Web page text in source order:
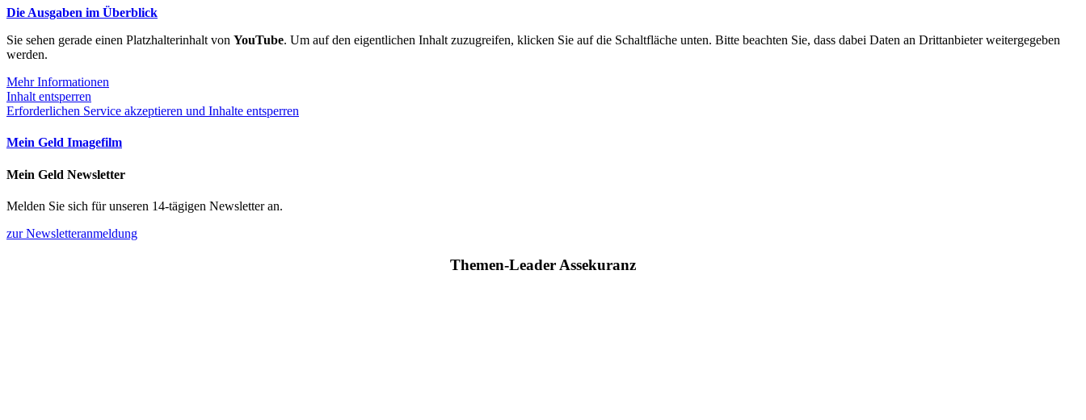
Die Ausgaben im Überblick
Sie sehen gerade einen Platzhalterinhalt von YouTube. Um auf den eigentlichen Inhalt zuzugreifen, klicken Sie auf die Schaltfläche unten. Bitte beachten Sie, dass dabei Daten an Drittanbieter weitergegeben
werden.
Mehr Informationen
Inhalt entsperren
Erforderlichen Service akzeptieren und Inhalte entsperren
Mein Geld Imagefilm
Mein Geld Newsletter
Melden Sie sich für unseren 14-tägigen Newsletter an.
zur Newsletteranmeldung
Themen-Leader Assekuranz